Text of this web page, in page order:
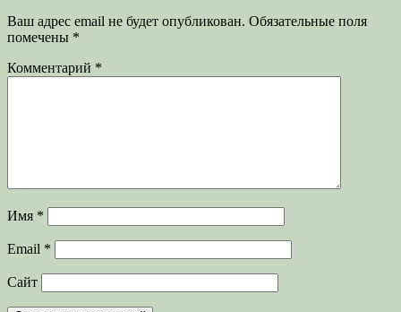
Ваш адрес email не будет опубликован. Обязательные поля
помечены *
Комментарий *
Имя *
Email *
Сайт